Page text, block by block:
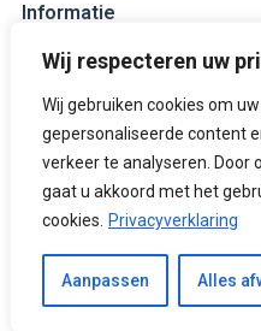
Wij respecteren uw
Wij gebruiken cookies om
gepersonaliseerde content
verkeer te analyseren. Door
gaat u akkoord met het
cookies.
Privacyverklaring
Aanpassen Alles
Informatie
Tarieven
Rechtsgebiedenregister
Over ons
Contact
© 2026 Bierens van Boven
Klachtenregeling|Algemene
Privacyverklaring